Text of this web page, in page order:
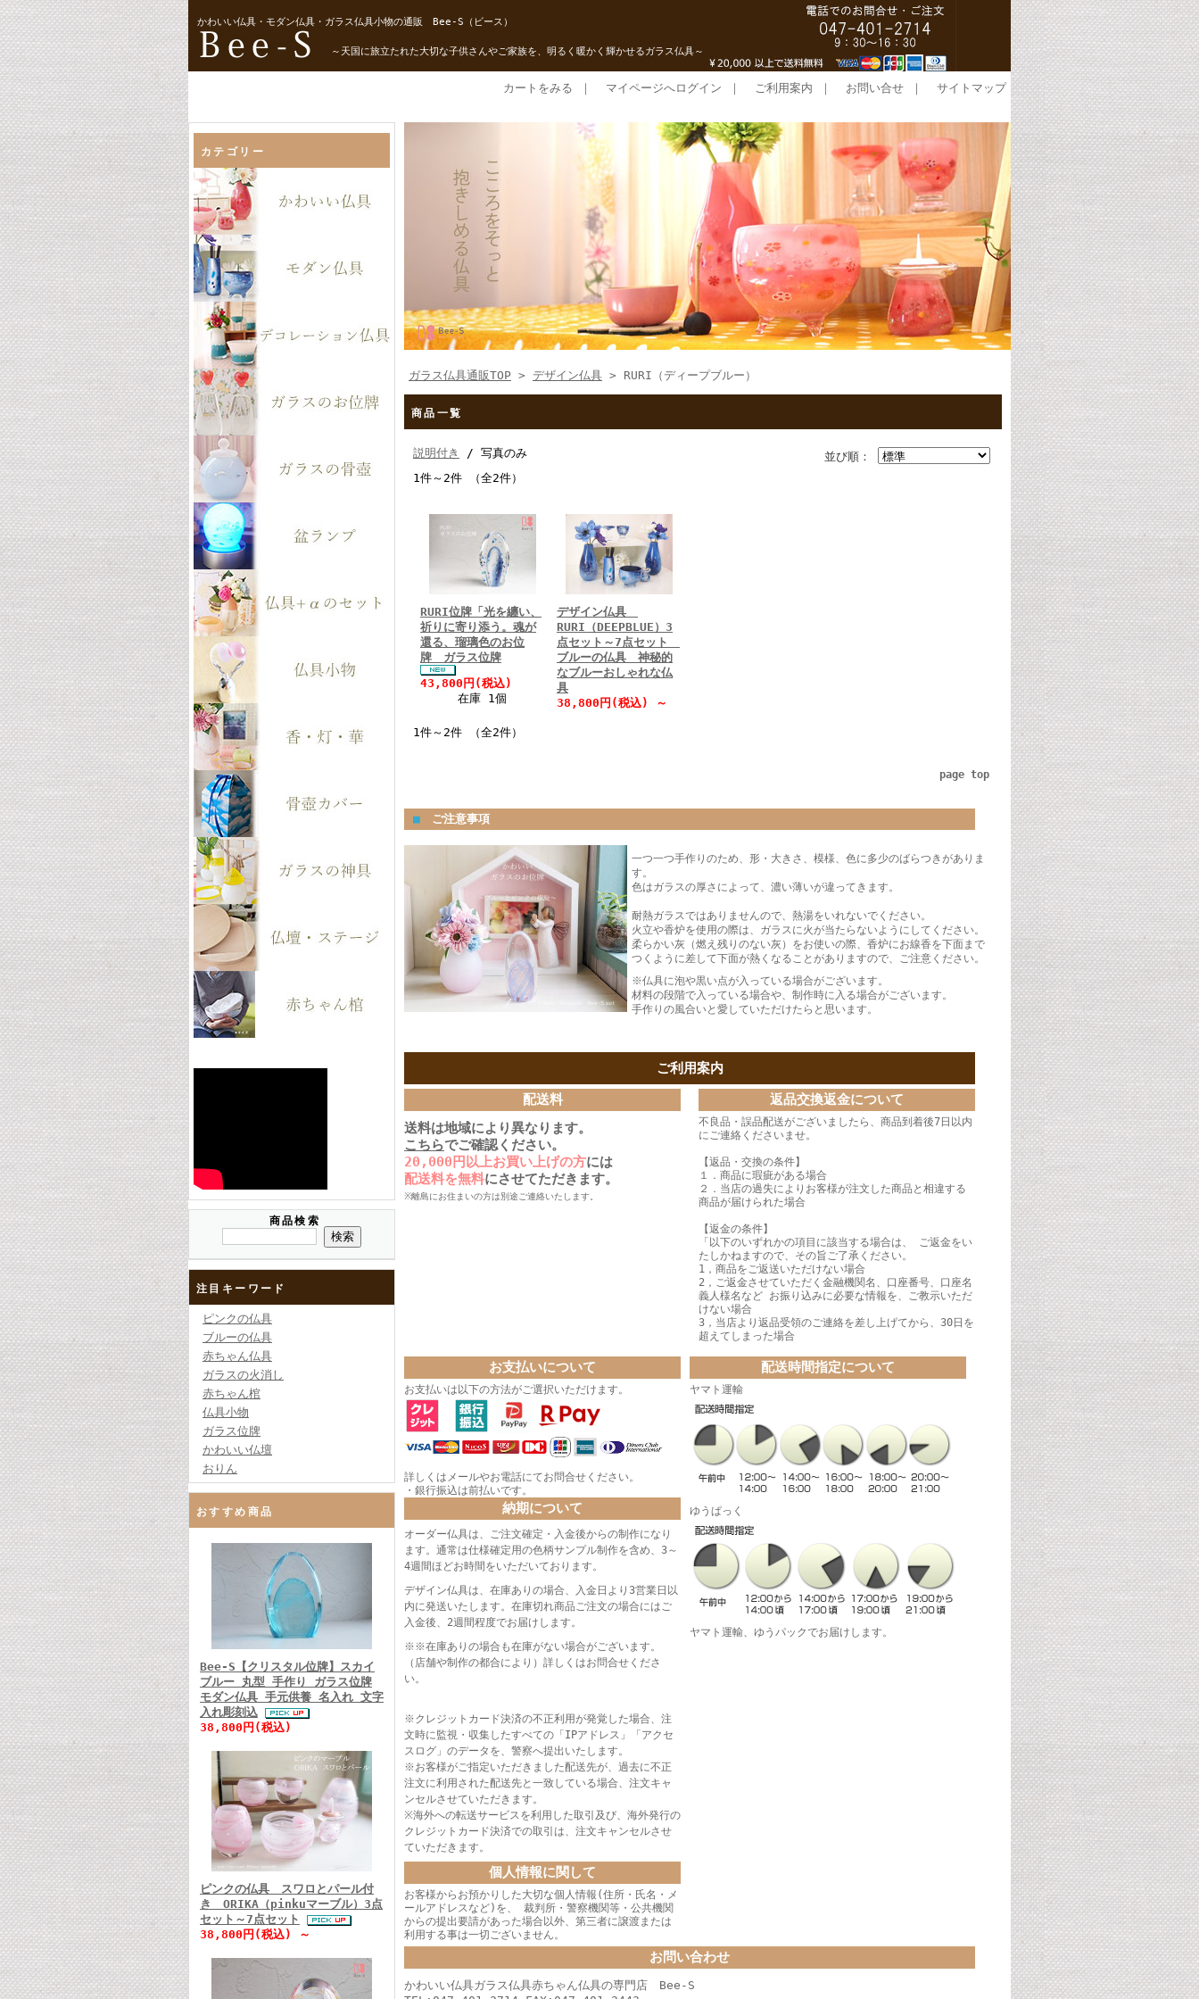
かわいい仏具・モダン仏具・ガラス仏具小物の通販 Bee-S（ビース）
～天国に旅立たれた大切な子供さんやご家族を、明るく暖かく輝かせるガラス仏具～
カートをみる ｜ マイページへログイン ｜ ご利用案内 ｜ お問い合せ ｜ サイトマップ
カテゴリー
商品検索
注目キーワード
ピンクの仏具
ブルーの仏具
赤ちゃん仏具
ガラスの火消し
赤ちゃん棺
仏具小物
ガラス位牌
かわいい仏壇
おりん
おすすめ商品
Bee-S【クリスタル位牌】スカイ
ブルー 丸型 手作り ガラス位牌
モダン仏具 手元供養 名入れ 文字
入れ彫刻込
38,800円(税込)
ピンクの仏具 スワロとパール付
き ORIKA（pinkuマーブル）3点
セット～7点セット
38,800円(税込) ～
ガラス仏具通販TOP > デザイン仏具 > RURI（ディープブルー）
商品一覧
並び順：
説明付き
/ 写真のみ
1件～2件 （全2件）
RURI位牌「光を纏い、
祈りに寄り添う。魂が
還る、瑠璃色のお位
牌 ガラス位牌
43,800円(税込)
在庫 1個
デザイン仏具
RURI（DEEPBLUE）3
点セット～7点セット
ブルーの仏具 神秘的
なブルーおしゃれな仏
具
38,800円(税込)
～
1件～2件 （全2件）
page top
■ ご注意事項
一つ一つ手作りのため、形・大きさ、模様、色に多少のばらつきがありま
す。
色はガラスの厚さによって、濃い薄いが違ってきます。
耐熱ガラスではありませんので、熱湯をいれないでください。
火立や香炉を使用の際は、ガラスに火が当たらないようにしてください。
柔らかい灰（燃え残りのない灰）をお使いの際、香炉にお線香を下面まで
つくように差して下面が熱くなることがありますので、ご注意ください。
※仏具に泡や黒い点が入っている場合がございます。
材料の段階で入っている場合や、制作時に入る場合がございます。
手作りの風合いと愛していただけたらと思います。
ご利用案内
配送料
送料は地域により異なります。
こちらでご確認ください。
20,000円以上お買い上げの方には
配送料を無料にさせてただきます。
※離島にお住まいの方は別途ご連絡いたします。
返品交換返金について
不良品・誤品配送がございましたら、商品到着後7日以内
にご連絡くださいませ。
【返品・交換の条件】
１．商品に瑕疵がある場合
２．当店の過失によりお客様が注文した商品と相違する
商品が届けられた場合
【返金の条件】
「以下のいずれかの項目に該当する場合は、 ご返金をい
たしかねますので、その旨ご了承ください。
1，商品をご返送いただけない場合
2，ご返金させていただく金融機関名、口座番号、口座名
義人様名など お振り込みに必要な情報を、ご教示いただ
けない場合
3，当店より返品受領のご連絡を差し上げてから、30日を
超えてしまった場合
お支払いについて
お支払いは以下の方法がご選択いただけます。
詳しくはメールやお電話にてお問合せください。
・銀行振込は前払いです。
配送時間指定について
ヤマト運輸
ゆうぱっく
ヤマト運輸、ゆうパックでお届けします。
納期について
オーダー仏具は、ご注文確定・入金後からの制作になり
ます。通常は仕様確定用の色柄サンプル制作を含め、3～
4週間ほどお時間をいただいております。
デザイン仏具は、在庫ありの場合、入金日より3営業日以
内に発送いたします。在庫切れ商品ご注文の場合にはご
入金後、2週間程度でお届けします。
※※在庫ありの場合も在庫がない場合がございます。
（店舗や制作の都合により）詳しくはお問合せくださ
い。
※クレジットカード決済の不正利用が発覚した場合、注
文時に監視・収集したすべての「IPアドレス」「アクセ
スログ」のデータを、警察へ提出いたします。
※お客様がご指定いただきました配送先が、過去に不正
注文に利用された配送先と一致している場合、注文キャ
ンセルさせていただきます。
※海外への転送サービスを利用した取引及び、海外発行の
クレジットカード決済での取引は、注文キャンセルさせ
ていただきます。
個人情報に関して
お客様からお預かりした大切な個人情報(住所・氏名・メ
ールアドレスなど)を、 裁判所・警察機関等・公共機関
からの提出要請があった場合以外、第三者に譲渡または
利用する事は一切ございません。
お問い合わせ
かわいい仏具ガラス仏具赤ちゃん仏具の専門店 Bee-S